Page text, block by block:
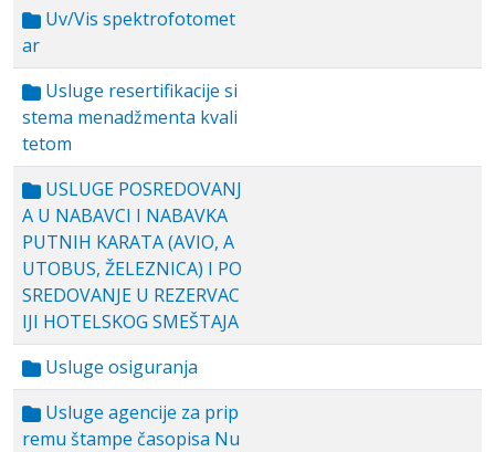
Uv/Vis spektrofotomet
ar
Usluge resertifikacije si
stema menadžmenta kvali
tetom
USLUGE POSREDOVANJ
A U NABAVCI I NABAVKA
PUTNIH KARATA (AVIO, A
UTOBUS, ŽELEZNICA) I PO
SREDOVANJE U REZERVAC
IJI HOTELSKOG SMEŠTAJA
Usluge osiguranja
Usluge agencije za prip
remu štampe časopisa Nu